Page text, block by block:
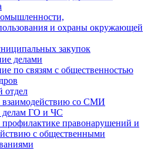
и охраны окружающей
закупок
делами
по связям с общественностью
отдел
взаимодействию со СМИ
делам ГО и ЧС
правонарушений и
с общественными